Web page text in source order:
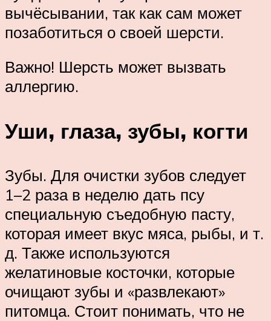
вычёсывании, так как сам может
позаботиться о своей шерсти.
Важно! Шерсть может вызвать
аллергию.
Уши, глаза, зубы, когти
Зубы. Для очистки зубов следует
1–2 раза в неделю дать псу
специальную съедобную пасту,
которая имеет вкус мяса, рыбы, и т.
д. Также используются
желатиновые косточки, которые
очищают зубы и «развлекают»
питомца. Стоит понимать, что не